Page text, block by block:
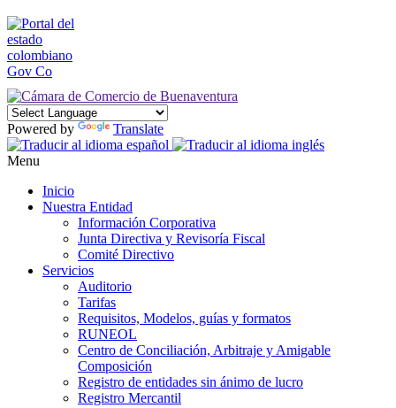
Powered by Translate
Menu
Inicio
Nuestra Entidad
Información Corporativa
Junta Directiva y Revisoría Fiscal
Comité Directivo
Servicios
Auditorio
Tarifas
Requisitos, Modelos, guías y formatos
RUNEOL
Centro de Conciliación, Arbitraje y Amigable
Composición
Registro de entidades sin ánimo de lucro
Registro Mercantil